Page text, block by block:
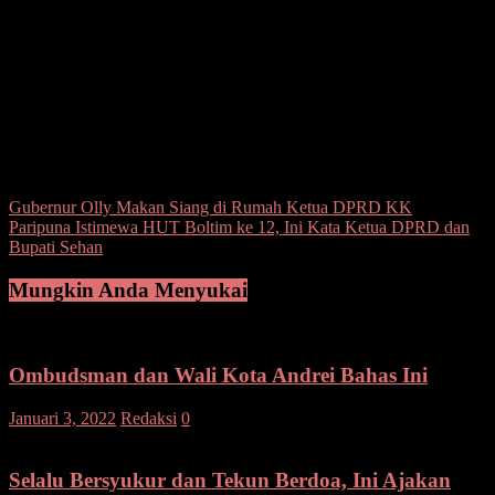
Navigasi
pos
Gubernur Olly Makan Siang di Rumah Ketua DPRD KK
Paripuna Istimewa HUT Boltim ke 12, Ini Kata Ketua DPRD dan
Bupati Sehan
Mungkin Anda Menyukai
Ombudsman dan Wali Kota Andrei Bahas Ini
Januari 3, 2022 Redaksi 0
Selalu Bersyukur dan Tekun Berdoa, Ini Ajakan